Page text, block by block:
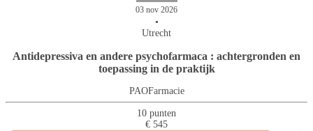
03 nov 2026
•
Utrecht
Antidepressiva en andere psychofarmaca : achtergronden en
toepassing in de praktijk
PAOFarmacie
10 punten
€ 545